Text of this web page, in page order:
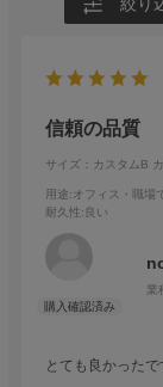
絞り
信頼の品質
サイズ：カスタムB
用途:オフィス・職場
耐久性:良い
業
とても良かったで